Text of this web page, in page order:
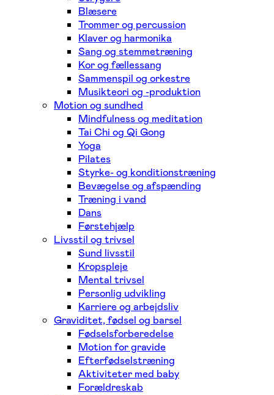
Blæsere
Trommer og percussion
Klaver og harmonika
Sang og stemmetræning
Kor og fællessang
Sammenspil og orkestre
Musikteori og -produktion
Motion og sundhed
Mindfulness og meditation
Tai Chi og Qi Gong
Yoga
Pilates
Styrke- og konditionstræning
Bevægelse og afspænding
Træning i vand
Dans
Førstehjælp
Livsstil og trivsel
Sund livsstil
Kropspleje
Mental trivsel
Personlig udvikling
Karriere og arbejdsliv
Graviditet, fødsel og barsel
Fødselsforberedelse
Motion for gravide
Efterfødselstræning
Aktiviteter med baby
Forældreskab